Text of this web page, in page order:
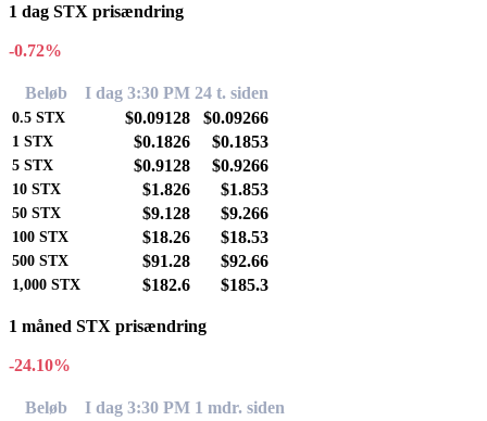
1 dag STX prisændring
-0.72%
Beløb I dag 3:30 PM 24 t. siden
0.5 STX $0.09128 $0.09266
1 STX $0.1826 $0.1853
5 STX $0.9128 $0.9266
10 STX $1.826 $1.853
50 STX $9.128 $9.266
100 STX $18.26 $18.53
500 STX $91.28 $92.66
1,000 STX $182.6 $185.3
1 måned STX prisændring
-24.10%
Beløb I dag 3:30 PM 1 mdr. siden